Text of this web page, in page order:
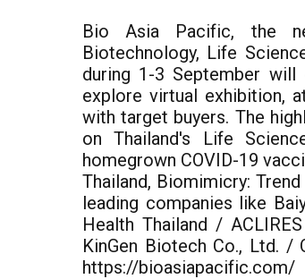
Bio Asia Pacific, the
Biotechnology, Life
during 1-3 September
explore virtual exhibition,
with target buyers. The
on Thailand's Life
homegrown COVID-19
Thailand, Biomimicry:
leading companies like
Health Thailand /
KinGen Biotech Co., Ltd. /
https://bioasiapacific.com/